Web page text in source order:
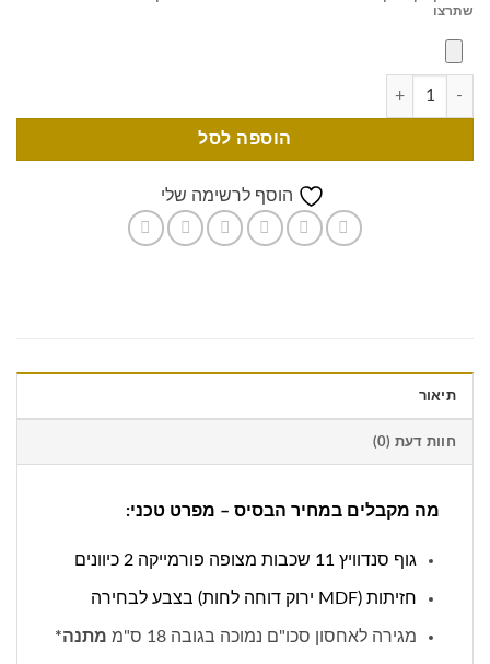
שתרצו
הוספה לסל
הוסף לרשימה שלי
תיאור
חוות דעת (0)
מה מקבלים במחיר הבסיס – מפרט טכני:
גוף סנדוויץ 11 שכבות מצופה פורמייקה 2 כיוונים
חזיתות (MDF ירוק דוחה לחות) בצבע לבחירה
מגירה לאחסון סכו"ם נמוכה בגובה 18 ס"מ מתנה*